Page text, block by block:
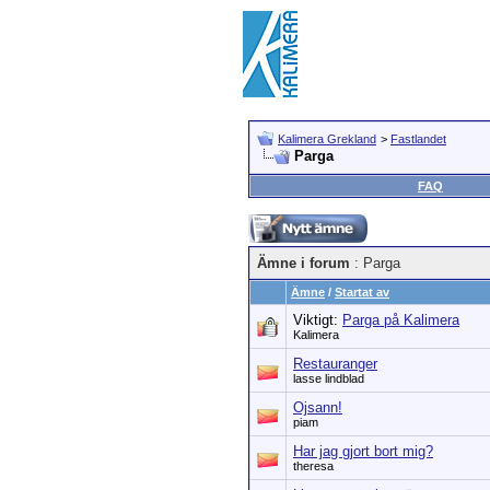
Kalimera Grekland > Fastlandet
Parga
FAQ
Ämne i forum : Parga
Ämne / Startat av
Viktigt: Parga på Kalimera
Kalimera
Restauranger
lasse lindblad
Ojsann!
piam
Har jag gjort bort mig?
theresa